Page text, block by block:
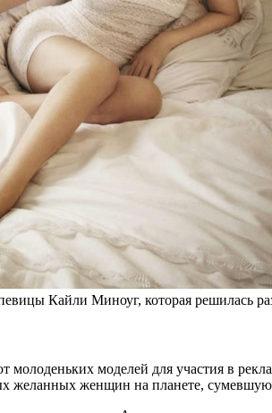
Кайли Миноуг, которая решилась
молоденьких моделей для участия в
желанных женщин на планете,